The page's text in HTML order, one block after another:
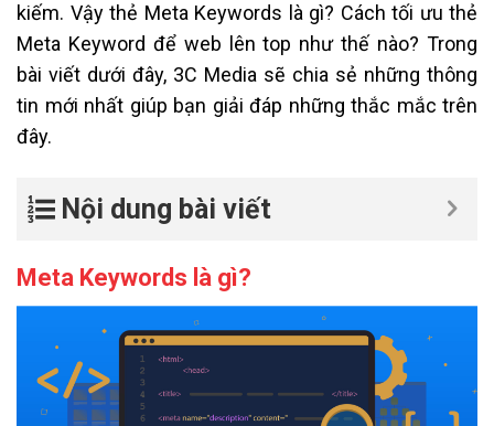
kiếm. Vậy thẻ Meta Keywords là gì? Cách tối ưu thẻ
Meta Keyword để web lên top như thế nào? Trong
bài viết dưới đây, 3C Media sẽ chia sẻ những thông
tin mới nhất giúp bạn giải đáp những thắc mắc trên
đây.
Nội dung bài viết
Meta Keywords là gì?